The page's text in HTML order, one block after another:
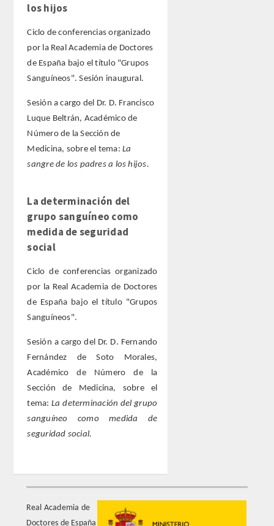
Extranjeros
HONOR
HISTÓRICO DE ACADÉMICOS
NÚMERO
CORRESPONDIENTES
NACIONALES
DE MÉRITO
HONOR
ACTIVIDADES
ACTIVIDADES REALIZADAS
2026
HISTÓRICO
VIDEOTECA
PREMIOS
los hijos
Ciclo de conferencias organizado
por la Real Academia de Doctores
de España bajo el título "Grupos
Sanguíneos". Sesión inaugural.
Sesión a cargo del Dr. D. Francisco
Luque Beltrán, Académico de
Número de la Sección de
Medicina, sobre el tema:La
sangre de los padres a los hijos.
La determinación del
grupo sanguíneo como
medida de seguridad
social
Ciclo de conferencias organizado
por la Real Academia de Doctores
de España bajo el título "Grupos
Sanguíneos".
Sesión a cargo del Dr. D. Fernando
Fernández de Soto Morales,
Académico de Número de la
Sección de Medicina, sobre el
tema:La determinación del grupo
sanguíneo como medida de
seguridad social.
Real Academia de
Doctores de España